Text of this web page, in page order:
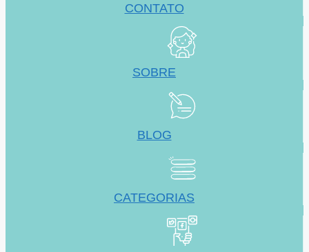
CONTATO
SOBRE
BLOG
CATEGORIAS